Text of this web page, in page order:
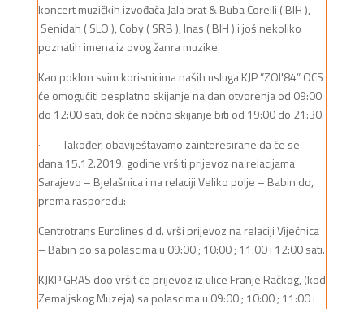
koncert muzičkih izvođača Jala brat & Buba Corelli ( BIH ),
Senidah ( SLO ), Coby ( SRB ), Inas ( BIH ) i još nekoliko
poznatih imena iz ovog žanra muzike.
Kao poklon svim korisnicima naših usluga KJP ”ZOI'84” OCS
će omogućiti besplatno skijanje na dan otvorenja od 09:00
do 12:00 sati, dok će noćno skijanje biti od 19:00 do 21:30.
· Također, obaviještavamo zainteresirane da će se
dana 15.12.2019. godine vršiti prijevoz na relacijama
Sarajevo – Bjelašnica i na relaciji Veliko polje – Babin do,
prema rasporedu:
Centrotrans Eurolines d.d. vrši prijevoz na relaciji Vijećnica
– Babin do sa polascima u 09:00 ; 10:00 ; 11:00 i 12:00 sati.
KJKP GRAS doo vršit će prijevoz iz ulice Franje Račkog, (kod
Zemaljskog Muzeja) sa polascima u 09:00 ; 10:00 ; 11:00 i